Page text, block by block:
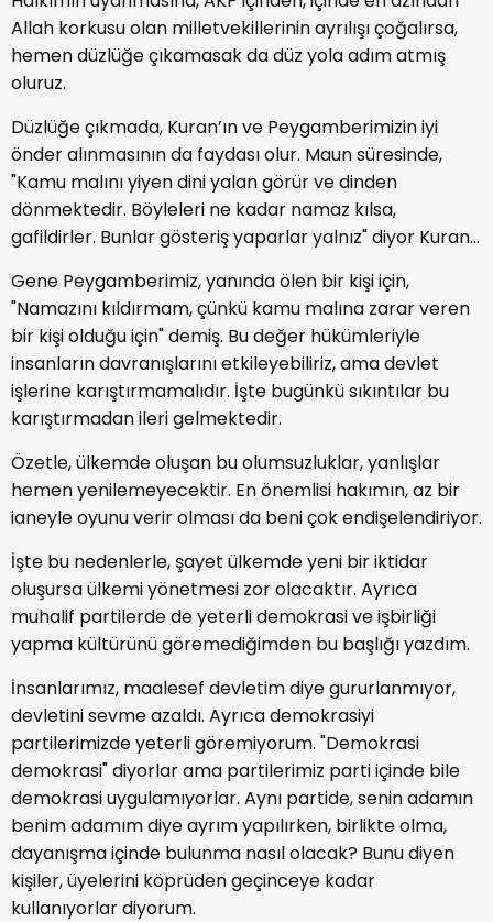
Allah korkusu olan milletvekillerinin ayrılışı çoğalırsa,
hemen düzlüğe çıkamasak da düz yola adım atmış
oluruz.
Düzlüğe çıkmada, Kuran’ın ve Peygamberimizin iyi
önder alınmasının da faydası olur. Maun süresinde,
"Kamu malını yiyen dini yalan görür ve dinden
dönmektedir. Böyleleri ne kadar namaz kılsa,
gafildirler. Bunlar gösteriş yaparlar yalnız" diyor Kuran…
Gene Peygamberimiz, yanında ölen bir kişi için,
"Namazını kıldırmam, çünkü kamu malına zarar veren
bir kişi olduğu için" demiş. Bu değer hükümleriyle
insanların davranışlarını etkileyebiliriz, ama devlet
işlerine karıştırmamalıdır. İşte bugünkü sıkıntılar bu
karıştırmadan ileri gelmektedir.
Özetle, ülkemde oluşan bu olumsuzluklar, yanlışlar
hemen yenilemeyecektir. En önemlisi hakımın, az bir
ianeyle oyunu verir olması da beni çok endişelendiriyor.
İşte bu nedenlerle, şayet ülkemde yeni bir iktidar
oluşursa ülkemi yönetmesi zor olacaktır. Ayrıca
muhalif partilerde de yeterli demokrasi ve işbirliği
yapma kültürünü göremediğimden bu başlığı yazdım.
İnsanlarımız, maalesef devletim diye gururlanmıyor,
devletini sevme azaldı. Ayrıca demokrasiyi
partilerimizde yeterli göremiyorum. "Demokrasi
demokrasi" diyorlar ama partilerimiz parti içinde bile
demokrasi uygulamıyorlar. Aynı partide, senin adamın
benim adamım diye ayrım yapılırken, birlikte olma,
dayanışma içinde bulunma nasıl olacak? Bunu diyen
kişiler, üyelerini köprüden geçinceye kadar
kullanıyorlar diyorum.